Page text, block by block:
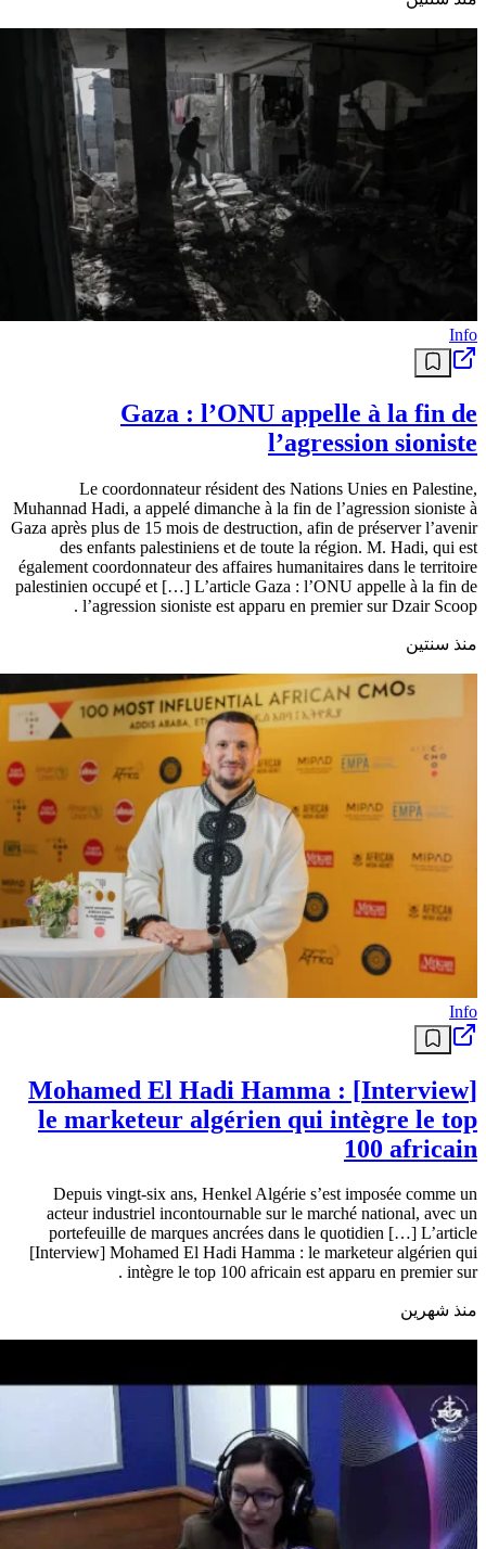
Info
Gaza : l’ONU appelle à la fin de
l’agression sioniste
Le coordonnateur résident des Nations Unies en Palestine,
Muhannad Hadi, a appelé dimanche à la fin de l’agression sioniste à
Gaza après plus de 15 mois de destruction, afin de préserver l’avenir
des enfants palestiniens et de toute la région. M. Hadi, qui est
également coordonnateur des affaires humanitaires dans le territoire
palestinien occupé et […] L’article Gaza : l’ONU appelle à la fin de
l’agression sioniste est apparu en premier sur Dzair Scoop .
منذ سنتين
Info
[Interview] Mohamed El Hadi Hamma :
le marketeur algérien qui intègre le top
100 africain
Depuis vingt-six ans, Henkel Algérie s’est imposée comme un
acteur industriel incontournable sur le marché national, avec un
portefeuille de marques ancrées dans le quotidien […] L’article
[Interview] Mohamed El Hadi Hamma : le marketeur algérien qui
intègre le top 100 africain est apparu en premier sur .
منذ شهرين